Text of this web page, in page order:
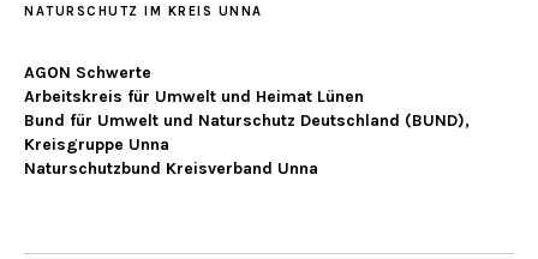
NATURSCHUTZ IM KREIS UNNA
AGON Schwerte
Arbeitskreis für Umwelt und Heimat Lünen
Bund für Umwelt und Naturschutz Deutschland (BUND),
Kreisgruppe Unna
Naturschutzbund Kreisverband Unna